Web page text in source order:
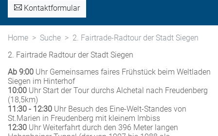
Kontaktformular
Home Suche
2. Fairtrade-Radtour der Stadt Siegen
2. Fairtrade Radtour der Stadt Siegen
Ab 9:00 Uhr Gemeinsames faires Frühstück beim Weltladen
Siegen im Hinterhof
10:00 Uhr Start der Tour durchs Alchetal nach Freudenberg
(18,5km)
11:30 - 12:30 Uhr Besuch des Eine-Welt-Standes von
St.Marien in Freudenberg mit kleinem Imbiss
12:30 Uhr Weiterfahrt durch den 396 Meter langen